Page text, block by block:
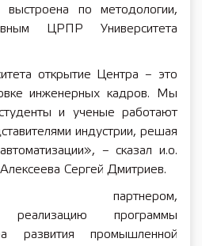
выстроена по методологии,
ЦРПР Университета
открытие Центра – это
инженерных кадров. Мы
и ученые работают
индустрии, решая
– сказал и.о.
Сергей Дмитриев.
партнером,
реализацию программы
развития промышленной